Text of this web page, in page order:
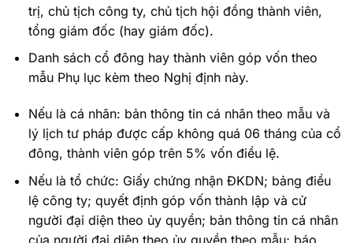
trị, chủ tịch công ty, chủ tịch hội đồng thành viên,
tổng giám đốc (hay giám đốc).
Danh sách cổ đông hay thành viên góp vốn theo
mẫu Phụ lục kèm theo Nghị định này.
Nếu là cá nhân: bản thông tin cá nhân theo mẫu và
lý lịch tư pháp được cấp không quá 06 tháng của cổ
đông, thành viên góp trên 5% vốn điều lệ.
Nếu là tổ chức: Giấy chứng nhận ĐKDN; bảng điều
lệ công ty; quyết định góp vốn thành lập và cử
người đại diện theo ủy quyền; bản thông tin cá nhân
của người đại diện theo ủy quyền theo mẫu; báo